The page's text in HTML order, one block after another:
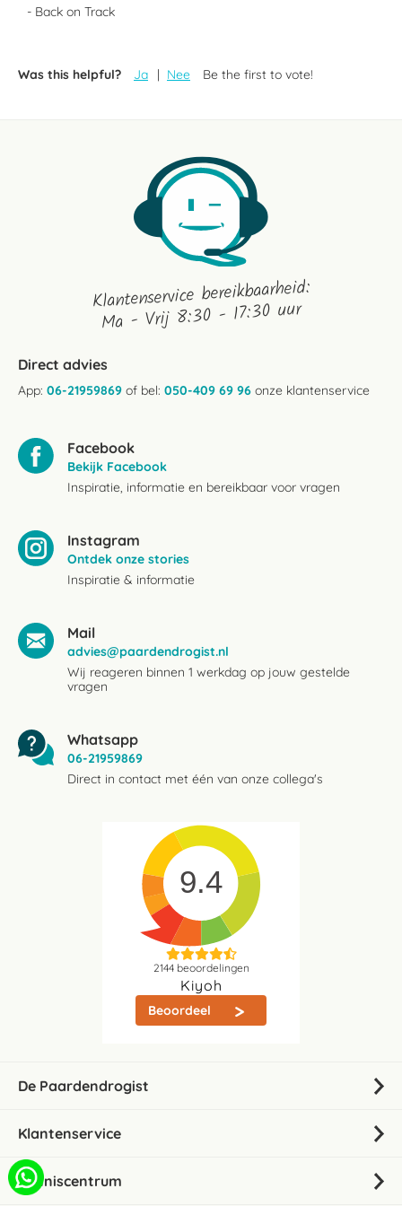
- Back on Track
Was this helpful? Ja Nee Be the first to vote!
Klantenservice bereikbaarheid:
Ma - Vrij 8:30 - 17:30 uur
Direct advies
App: 06-21959869 of bel: 050-409 69 96 onze klantenservice
Facebook
Bekijk Facebook
Inspiratie, informatie en bereikbaar voor vragen
Instagram
Ontdek onze stories
Inspiratie & informatie
Mail
advies@paardendrogist.nl
Wij reageren binnen 1 werkdag op jouw gestelde
vragen
Whatsapp
06-21959869
Direct in contact met één van onze collega's
9.4
2144beoordelingen
Kiyoh
Beoordeel
De Paardendrogist
Klantenservice
Kenniscentrum